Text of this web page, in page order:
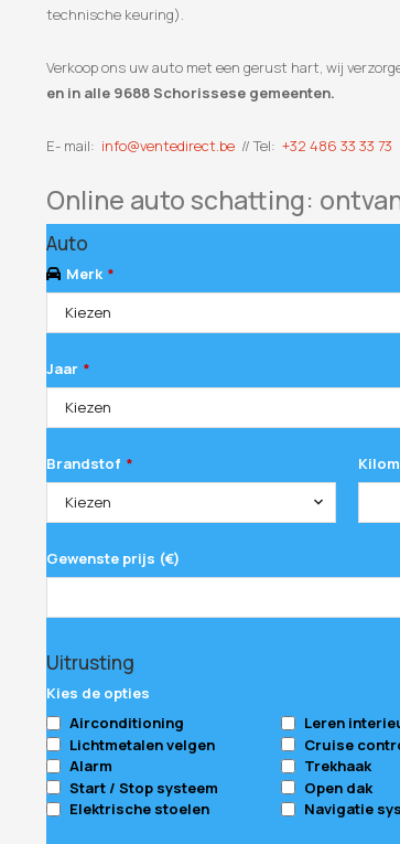
technische keuring).
Verkoop ons uw auto met een gerust hart, wij
en in alle 9688 Schorissese gemeenten.
E- mail: info@ventedirect.be // Tel: +32 486 33 33 73
Online auto schatting:
Auto
Merk *
Kiezen
Jaar *
Kiezen
Brandstof *
Kiezen
Gewenste prijs (€)
Uitrusting
Kies de opties
Airconditioning
Leren
Lichtmetalen velgen
Cruise
Alarm
Trekhaak
Start / Stop systeem
Open dak
Elektrische stoelen
Navigatie